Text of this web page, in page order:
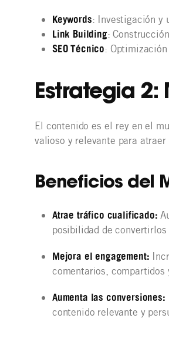
Keywords: Investigación y
Link Building:
SEO Técnico:
Estrategia
El contenido es el rey en el
valioso y relevante para
Beneficios del
Atrae tráfico cualificado:
posibilidad de convertirlos
Mejora el engagement:
comentarios, compartidos
Aumenta las conversiones:
contenido relevante y